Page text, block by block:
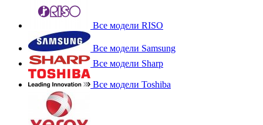
Все модели RISO
Все модели Samsung
Все модели Sharp
Все модели Toshiba